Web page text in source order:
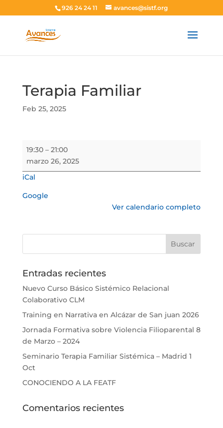
926 24 24 11 avances@sistf.org
Terapia Familiar
Feb 25, 2025
Terapia
19:30 – 21:00
marzo 26, 2025
iCal
Google
Ver calendario completo
Entradas recientes
Nuevo Curso Básico Sistémico Relacional
Colaborativo CLM
Training en Narrativa en Alcázar de San juan 2026
Jornada Formativa sobre Violencia Filioparental 8
de Marzo – 2024
Seminario Terapia Familiar Sistémica – Madrid 1
Oct
CONOCIENDO A LA FEATF
Comentarios recientes